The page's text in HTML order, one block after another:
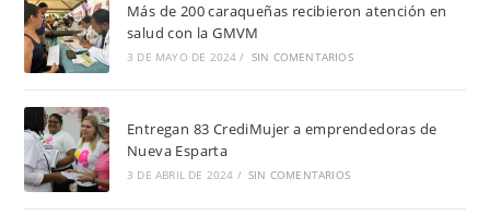
Más de 200 caraqueñas recibieron atención en
salud con la GMVM
3 DE MAYO DE 2024 / SIN COMENTARIOS
Entregan 83 CrediMujer a emprendedoras de
Nueva Esparta
3 DE ABRIL DE 2024 / SIN COMENTARIOS